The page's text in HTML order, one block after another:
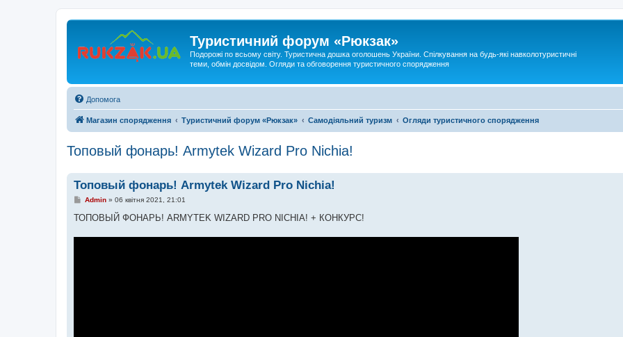
Туристичний форум «Рюкзак»
Подорожі по всьому світу. Туристична дошка оголошень України. Спілкування на будь-які навколотуристичні
теми, обмін досвідом. Огляди та обговорення туристичного спорядження
Допомога
Магазин спорядження Туристичний форум «Рюкзак» Самодіяльний туризм Огляди туристичного спорядження
Топовый фонарь! Armytek Wizard Pro Nichia!
Топовый фонарь! Armytek Wizard Pro Nichia!
П
в
Admin» 06 квітня 2021, 21:01
ТОПОВЫЙ ФОНАРЬ! ARMYTEK WIZARD PRO NICHIA! + КОНКУРС!